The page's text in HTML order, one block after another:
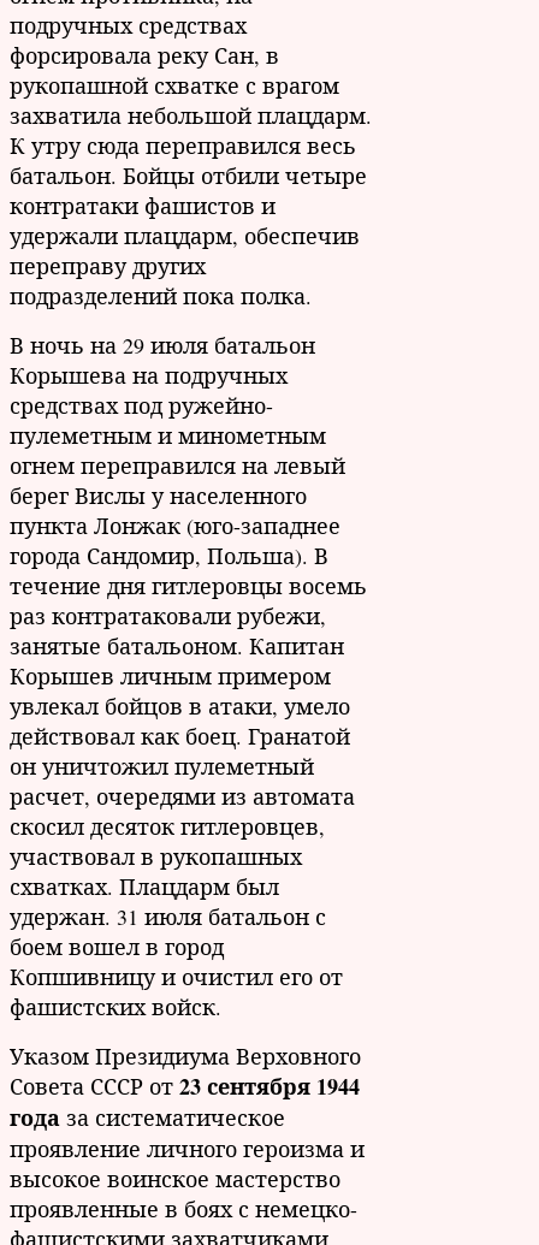
подручных средствах
форсировала реку Сан, в
рукопашной схватке с врагом
захватила небольшой плацдарм.
К утру сюда переправился весь
батальон. Бойцы отбили четыре
контратаки фашистов и
удержали плацдарм, обеспечив
переправу других
подразделений пока полка.
В ночь на 29 июля батальон
Корышева на подручных
средствах под ружейно-
пулеметным и минометным
огнем переправился на левый
берег Вислы у населенного
пункта Лонжак (юго-западнее
города Сандомир, Польша). В
течение дня гитлеровцы восемь
раз контратаковали рубежи,
занятые батальоном. Капитан
Корышев личным примером
увлекал бойцов в атаки, умело
действовал как боец. Гранатой
он уничтожил пулеметный
расчет, очередями из автомата
скосил десяток гитлеровцев,
участвовал в рукопашных
схватках. Плацдарм был
удержан. 31 июля батальон с
боем вошел в город
Копшивницу и очистил его от
фашистских войск.
Указом Президиума Верховного
Совета СССР от 23 сентября 1944
года за систематическое
проявление личного героизма и
высокое воинское мастерство
проявленные в боях с немецко-
фашистскими захватчиками